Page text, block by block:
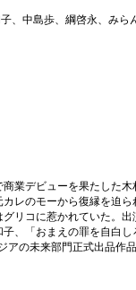
、中島歩、綱啓永、み
商業デビューを果たした
レのモーから復縁を迫
リコに惹かれていた。
、「おまえの罪を自白
の未来部門正式出品作品